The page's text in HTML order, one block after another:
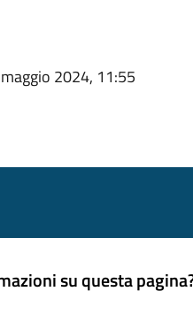
2024, 11:55
su questa